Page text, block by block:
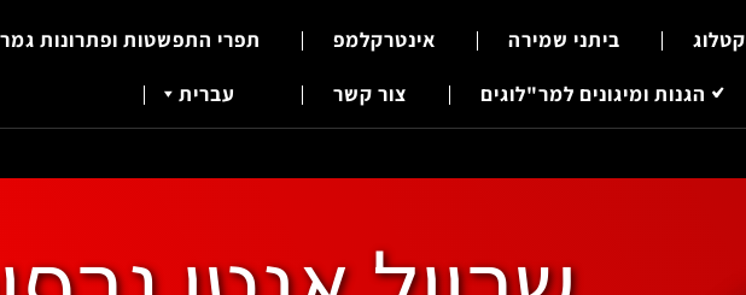
קטלוג ביתני שמירה אינטרקלמפ תפרי התפשטות ופתרונות גמר
הגנות ומיגונים למר"לוגים צור קשר עברית